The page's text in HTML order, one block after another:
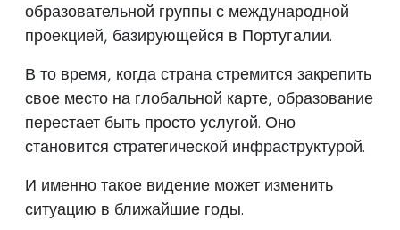
образовательной группы с международной
проекцией, базирующейся в Португалии.
В то время, когда страна стремится закрепить
свое место на глобальной карте, образование
перестает быть просто услугой. Оно
становится стратегической инфраструктурой.
И именно такое видение может изменить
ситуацию в ближайшие годы.